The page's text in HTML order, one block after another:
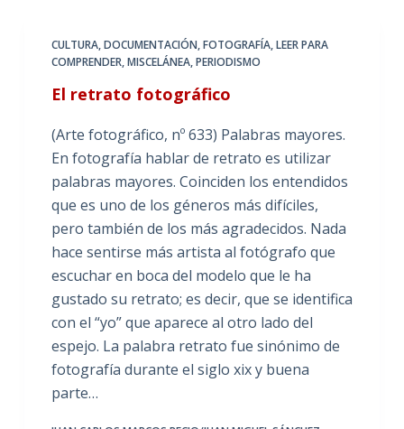
CULTURA,DOCUMENTACIÓN,FOTOGRAFÍA,LEER PARA
COMPRENDER,MISCELÁNEA,PERIODISMO
El retrato fotográfico
(Arte fotográfico, nº 633) Palabras mayores.
En fotografía hablar de retrato es utilizar
palabras mayores. Coinciden los entendidos
que es uno de los géneros más difíciles,
pero también de los más agradecidos. Nada
hace sentirse más artista al fotógrafo que
escuchar en boca del modelo que le ha
gustado su retrato; es decir, que se identifica
con el “yo” que aparece al otro lado del
espejo. La palabra retrato fue sinónimo de
fotografía durante el siglo xix y buena
parte…